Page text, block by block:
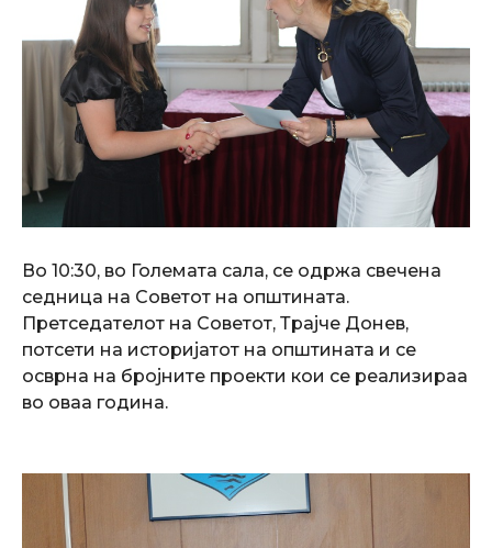
Во 10:30, во Големата сала, се одржа свечена
седница на Советот на општината.
Претседателот на Советот, Трајче Донев,
потсети на историјатот на општината и се
осврна на бројните проекти кои се реализираа
во оваа година.